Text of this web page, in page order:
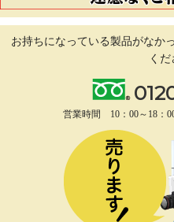
お持ちになっている製品がなか
くだ
営業時間 10：00～18